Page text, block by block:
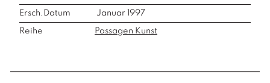
Ersch.Datum Januar 1997
Reihe Passagen Kunst